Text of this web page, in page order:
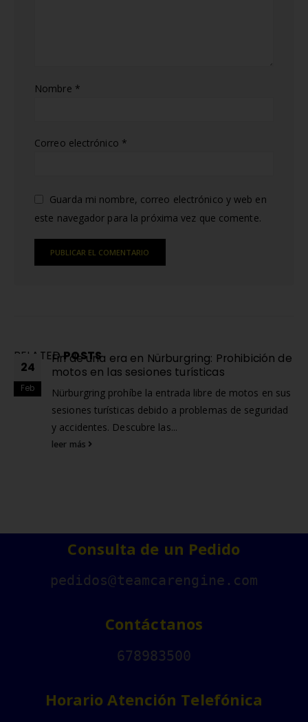
Nombre *
Correo electrónico *
Guarda mi nombre, correo electrónico y web en
este navegador para la próxima vez que comente.
RELATEDPOSTS
24
Feb
Fin de una era en Nürburgring: Prohibición de
motos en las sesiones turísticas
Nürburgring prohíbe la entrada libre de motos en sus
sesiones turísticas debido a problemas de seguridad
y accidentes. Descubre las...
leer más
Consulta de un Pedido
pedidos@teamcarengine.com
Contáctanos
678983500
Horario Atención Telefónica